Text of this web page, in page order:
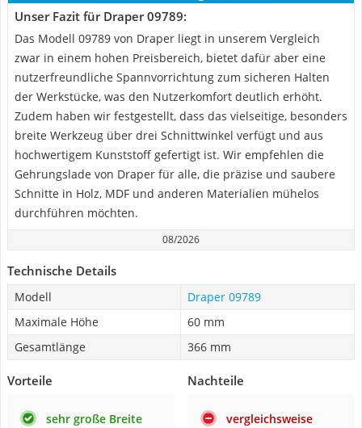
Unser Fazit für Draper 09789:
Das Modell 09789 von Draper liegt in unserem Vergleich
zwar in einem hohen Preisbereich, bietet dafür aber eine
nutzerfreundliche Spannvorrichtung zum sicheren Halten
der Werkstücke, was den Nutzerkomfort deutlich erhöht.
Zudem haben wir festgestellt, dass das vielseitige, besonders
breite Werkzeug über drei Schnittwinkel verfügt und aus
hochwertigem Kunststoff gefertigt ist. Wir empfehlen die
Gehrungslade von Draper für alle, die präzise und saubere
Schnitte in Holz, MDF und anderen Materialien mühelos
durchführen möchten.
08/2026
Technische Details
Modell
Draper 09789
Maximale Höhe
60 mm
Gesamtlänge
366 mm
Vorteile
sehr große Breite
Nachteile
vergleichsweise